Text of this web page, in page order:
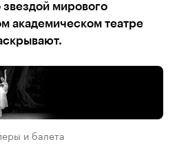
звездой мирового
академическом театре
и балета